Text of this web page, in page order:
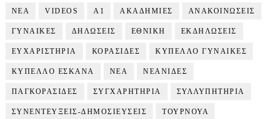
NEA VIDEOS Α1 ΑΚΑΔΗΜΙΕΣ ΑΝΑΚΟΙΝΩΣΕΙΣ
ΓΥΝΑΙΚΕΣ ΔΗΛΩΣΕΙΣ ΕΘΝΙΚΗ ΕΚΔΗΛΩΣΕΙΣ
ΕΥΧΑΡΙΣΤΗΡΙΑ ΚΟΡΑΣΙΔΕΣ ΚΥΠΕΛΛΟ ΓΥΝΑΙΚΕΣ
ΚΥΠΕΛΛΟ ΕΣΚΑΝΑ ΝΕΑ ΝΕΑΝΙΔΕΣ
ΠΑΓΚΟΡΑΣΙΔΕΣ ΣΥΓΧΑΡΗΤΗΡΙΑ ΣΥΛΛΥΠΗΤΗΡΙΑ
ΣΥΝΕΝΤΕΥΞΕΙΣ-ΔΗΜΟΣΙΕΥΣΕΙΣ ΤΟΥΡΝΟΥΑ